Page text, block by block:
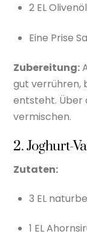
2 EL Olivenöl
Eine Prise
Zubereitung:
gut verrühren,
entsteht. Über
vermischen.
2. Joghurt-
Zutaten:
3 EL
1 EL